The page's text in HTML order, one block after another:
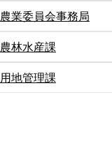
農業委員会事務局
農林水産課
用地管理課